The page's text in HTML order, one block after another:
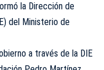
la Dirección de
del Ministerio de
a través de la DIE